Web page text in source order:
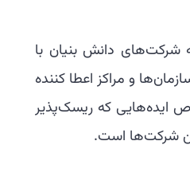
شرکت‌های دانش بنیان با
و مراکز اعطا کننده
ایده‌هایی که ریسک‌پذیر
شرکت‌ها است.